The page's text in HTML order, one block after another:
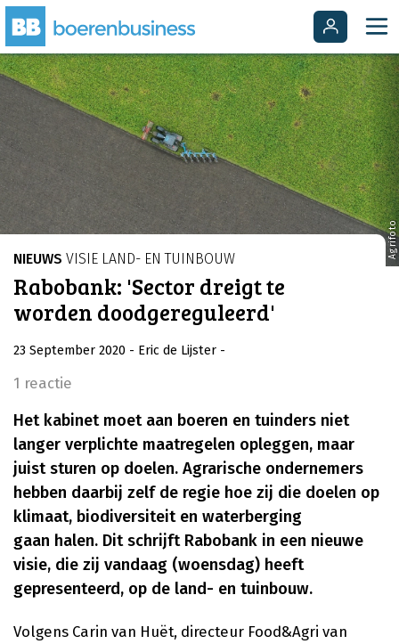
Agrifoto
NIEUWS VISIE LAND- EN TUINBOUW
Rabobank: 'Sector dreigt te
worden doodgereguleerd'
23 September 2020 - Eric de Lijster -
1 reactie
Het kabinet moet aan boeren en tuinders niet
langer verplichte maatregelen opleggen, maar
juist sturen op doelen. Agrarische ondernemers
hebben daarbij zelf de regie hoe zij die doelen op
klimaat, biodiversiteit en waterberging
gaan halen. Dit schrijft Rabobank in een nieuwe
visie, die zij vandaag (woensdag) heeft
gepresenteerd, op de land- en tuinbouw.
Volgens Carin van Huët, directeur Food&Agri van